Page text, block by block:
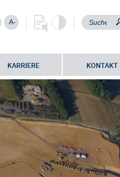
A-
KARRIERE KONTAKT